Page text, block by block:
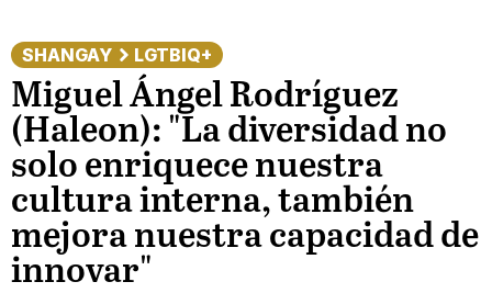
SHANGAY LGTBIQ+
Miguel Ángel Rodríguez
(Haleon): "La diversidad no
solo enriquece nuestra
cultura interna, también
mejora nuestra capacidad de
innovar"